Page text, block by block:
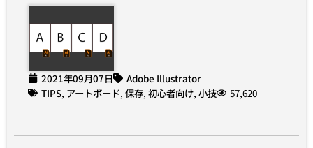
2021年09月07日
Adobe Illustrator
TIPS, アートボード, 保存, 初心者向け, 小技 57,620